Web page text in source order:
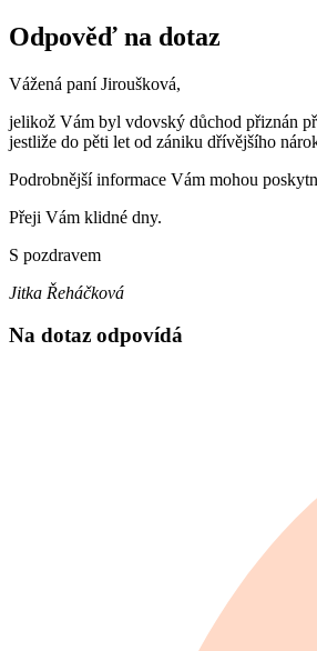
Odpověď na dotaz
Vážená paní Jiroušková,
jelikož Vám byl vdovský důchod přiznán
jestliže do pěti let od zániku dřívějšího
Podrobnější informace Vám mohou
Přeji Vám klidné dny.
S pozdravem
Jitka Řeháčková
Na dotaz odpovídá